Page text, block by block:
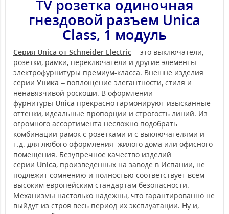
TV розетка одиночная
гнездовой разъем Unica
Class, 1 модуль
Серия Unica от Schneider Electric - это выключатели,
розетки, рамки, переключатели и другие элементы
электрофурнитуры премиум-класса. Внешне изделия
серии Уника – воплощение элегантности, стиля и
ненавязчивой роскоши. В оформлении
фурнитуры Unica прекрасно гармонируют изысканные
оттенки, идеальные пропорции и строгость линий. Из
огромного ассортимента несложно подобрать
комбинации рамок с розетками и с выключателями и
т.д. для любого оформления жилого дома или офисного
помещения. Безупречное качество изделий
серии Unica, произведенных на заводе в Испании, не
подлежит сомнению и полностью соответствует всем
высоким европейским стандартам безопасности.
Механизмы настолько надежны, что гарантированно не
выйдут из строя весь период их эксплуатации. Ну и,